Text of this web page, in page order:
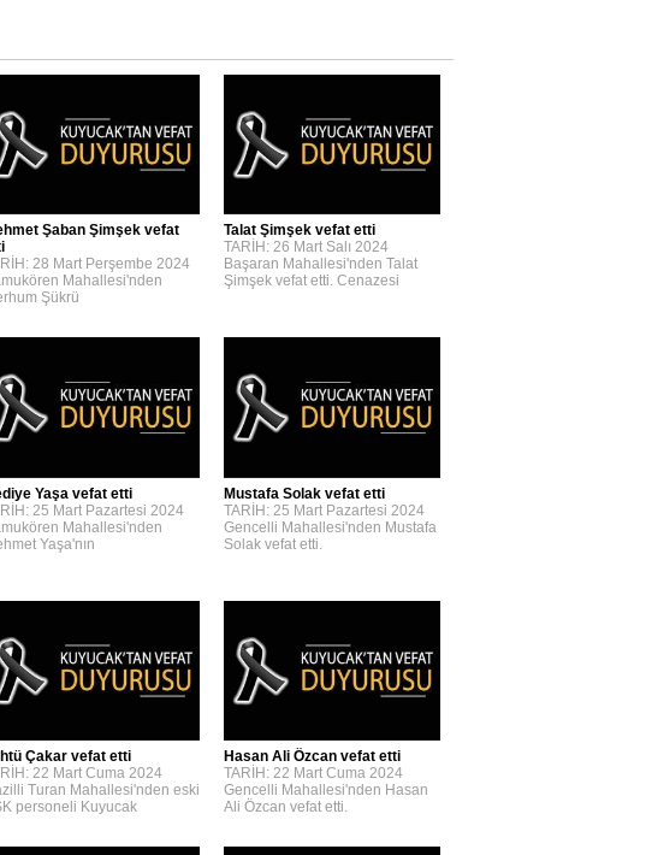
Şaban Şimşek vefat
28 Mart Perşembe 2024
Mahallesi'nden
Şükrü
Talat Şimşek vefat etti
TARİH: 26 Mart Salı 2024
Başaran Mahallesi'nden Talat
Şimşek vefat etti. Cenazesi
Yaşa vefat etti
25 Mart Pazartesi 2024
Mahallesi'nden
Yaşa'nın
Mustafa Solak vefat etti
TARİH: 25 Mart Pazartesi 2024
Gencelli Mahallesi'nden Mustafa
Solak vefat etti.
Çakar vefat etti
22 Mart Cuma 2024
Turan Mahallesi'nden eski
personeli Kuyucak
Hasan Ali Özcan vefat etti
TARİH: 22 Mart Cuma 2024
Gencelli Mahallesi'nden Hasan
Ali Özcan vefat etti.